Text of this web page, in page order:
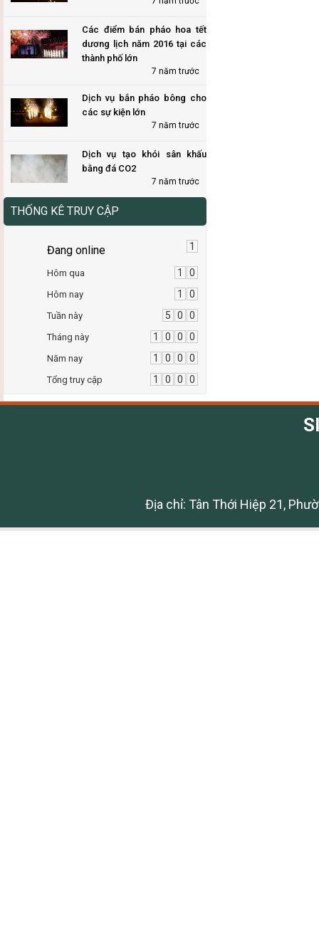
Các điểm bán pháo hoa tết
dương lịch năm 2016 tại các
thành phố lớn
7 năm trước
Dịch vụ bắn pháo bông cho
các sự kiện lớn
7 năm trước
Dịch vụ tạo khói sân khấu
bằng đá CO2
7 năm trước
THỐNG KÊ TRUY CẬP
Đang online 1
Hôm qua 1 0
Hôm nay 1 0
Tuần này 5 0 0
Tháng này 1 0 0 0
Năm nay 1 0 0 0
Tổng truy cập 1 0 0 0
Địa chỉ: Tân Thới Hiệp 21,